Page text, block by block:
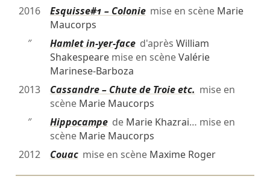
2016
Esquisse#1 – Coloniemise en scène Marie
Maucorps
″
Hamlet in-yer-faced'après William
Shakespearemise en scèneValérie
Marinese-Barboza
2013
Cassandre – Chute de Troie etc. mise en
scène Marie Maucorps
″
Hippocampede Marie Khazrai… mise en
scène Marie Maucorps
2012
Couacmise en scène Maxime Roger